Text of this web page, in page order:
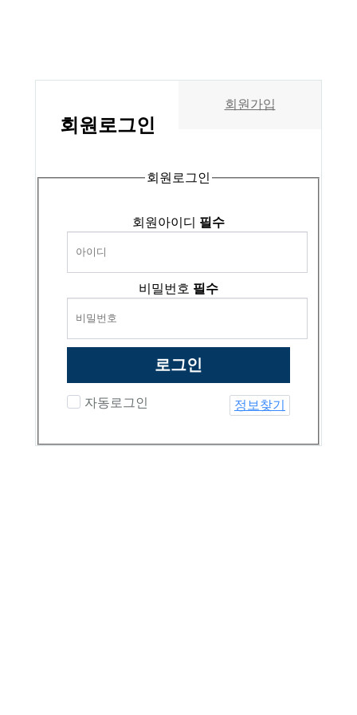
회원 로그인
회원가입
회원로그인
회원아이디 필수
비밀번호 필수
로그인
자동로그인 정보찾기